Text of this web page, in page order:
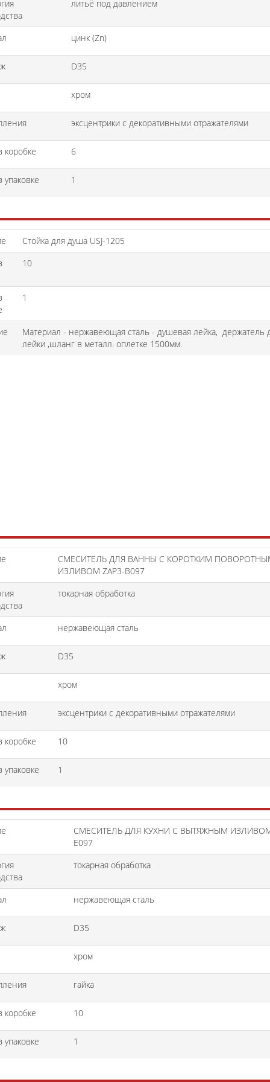
литьё под давлением
цинк (Zn)
D35
хром
эксцентрики с декоративными отражателями
коробке 6
1
Стойка для душа USJ-1205
10
1
Материал - нержавеющая сталь - душевая лейка, держатель
лейки ,шланг в металл. оплетке 1500мм.
СМЕСИТЕЛЬ ДЛЯ ВАННЫ С КОРОТКИМ
ИЗЛИВОМ ZAP3-B097
токарная обработка
нержавеющая сталь
D35
хром
эксцентрики c декоративными отражателями
коробке 10
1
СМЕСИТЕЛЬ ДЛЯ КУХНИ С ВЫТЯЖНЫМ ИЗЛИВОМ
E097
токарная обработка
нержавеющая сталь
D35
хром
гайка
коробке 10
1